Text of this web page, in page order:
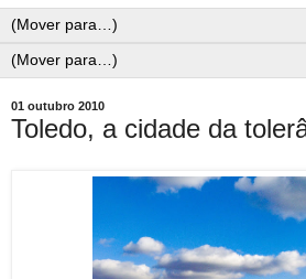
01 outubro 2010
Toledo, a cidade da